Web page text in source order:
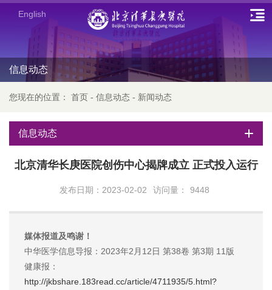
English
信息动态
您现在的位置： 首页 - 信息动态 - 新闻动态
信息动态
北京清华长庚医院创伤中心揭牌成立 正式投入运行
发布日期：2023-02-02 访问量： 9448
媒体报道及鸣谢！
中华医学信息导报：2023年2月12日 第38卷 第3期 11版
健康报：
http://jkbshare.183read.cc/article/4711935/5.html?